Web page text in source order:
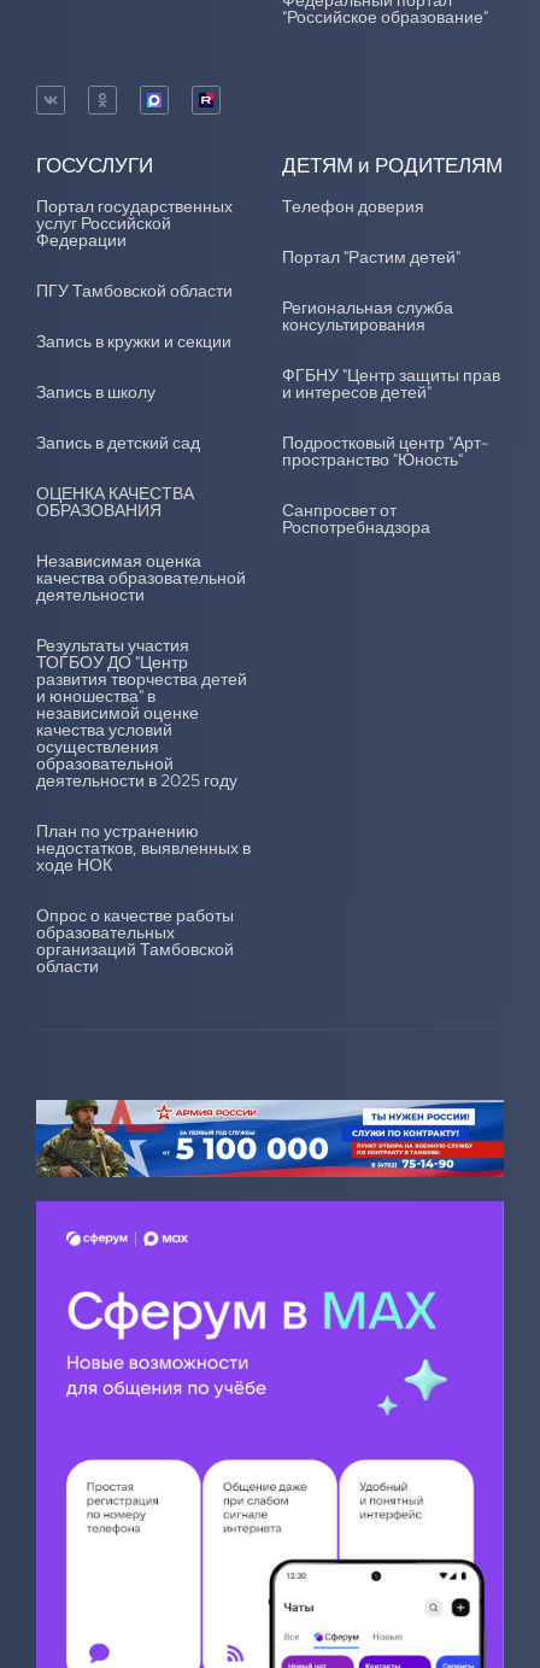
"Российское образование"
ГОСУСЛУГИ
Портал государственных
услуг Российской
Федерации
ПГУ Тамбовской области
Запись в кружки и секции
Запись в школу
Запись в детский сад
ОЦЕНКА КАЧЕСТВА
ОБРАЗОВАНИЯ
Независимая оценка
качества образовательной
деятельности
Результаты участия
ТОГБОУ ДО "Центр
развития творчества детей
и юношества" в
независимой оценке
качества условий
осуществления
образовательной
деятельности в 2025 году
План по устранению
недостатков, выявленных в
ходе НОК
Опрос о качестве работы
образовательных
организаций Тамбовской
области
ДЕТЯМ и РОДИТЕЛЯМ
Телефон доверия
Портал "Растим детей"
Региональная служба
консультирования
ФГБНУ "Центр защиты прав
и интересов детей"
Подростковый центр "Арт-
пространство "Юность"
Санпросвет от
Роспотребнадзора